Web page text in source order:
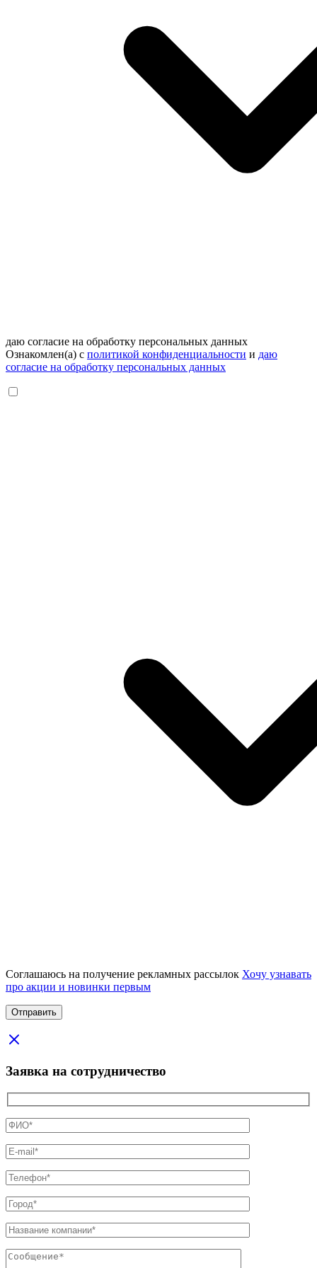
даю согласие на обработку персональных данных
Ознакомлен(а) с политикой конфиденциальности и даю
согласие на обработку персональных данных
Соглашаюсь на получение рекламных рассылок Хочу узнавать
про акции и новинки первым
Заявка на сотрудничество